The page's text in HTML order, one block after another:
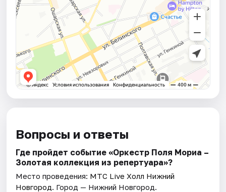
Вопросы и ответы
Где пройдет событие «Оркестр Поля Мориа –
Золотая коллекция из репертуара»?
Место проведения: МТС Live Холл Нижний
Новгород. Город — Нижний Новгород.